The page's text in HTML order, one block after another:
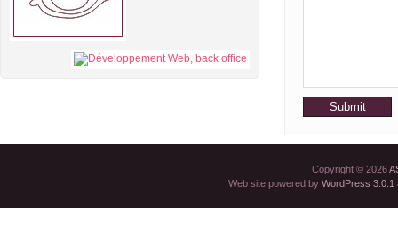
Copyright © 2026
Web site powered by WordPress 3.0.1